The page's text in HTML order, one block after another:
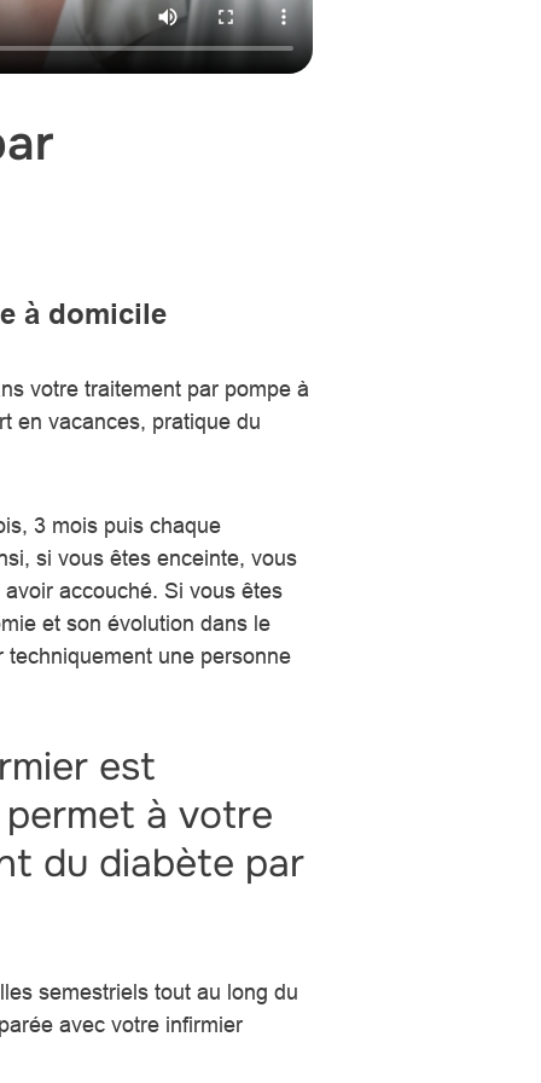
à domicile
votre traitement par pompe à
en vacances, pratique du
3 mois puis chaque
si vous êtes enceinte, vous
accouché. Si vous êtes
et son évolution dans le
une personne
est
à votre
du diabète par
semestriels tout au long du
avec votre infirmier